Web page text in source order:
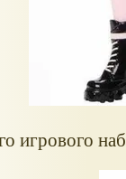
игрового